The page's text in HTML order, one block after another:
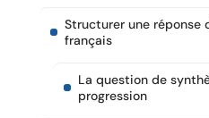
Structurer une réponse
français
La question de
progression